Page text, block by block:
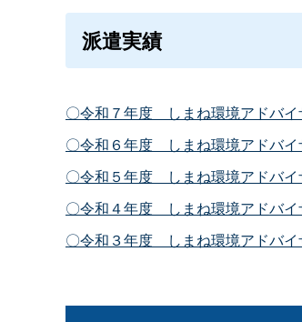
派遣実績
〇令和７年度 しまね環境アドバ
〇令和６年度 しまね環境アドバ
〇令和５年度 しまね環境アドバ
〇令和４年度 しまね環境アドバ
〇令和３年度 しまね環境アドバ